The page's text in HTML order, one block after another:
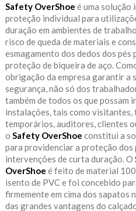
Safety OverShoe é uma solução
proteção individual para
duração em ambientes de
risco de queda de materiais e
esmagamento dos dedos dos pés
proteção de biqueira de aço.
obrigação da empresa garantir a
segurança, não só dos
também de todos os que possam
instalações, tais como visitantes,
temporários, auditores, clientes
o Safety OverShoe constitui a
para providenciar a proteção dos
intervenções de curta duração. O
OverShoe é feito de material
isento de PVC e foi concebido
firmemente em cima dos sapatos
das grandes vantagens do